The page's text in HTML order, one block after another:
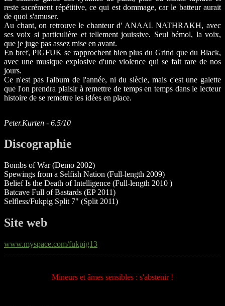
reste sacrément répétitive, ce qui est dommage, car le batteur aurait
de quoi s'amuser.
Au chant, on retrouve le chanteur d' ANAAL NATHRAKH, avec
ses voix si particulière et tellement jouissive. Seul bémol, la voix,
que je juge pas assez mise en avant.
En bref, PIGFUK se rapprochent bien plus du Grind que du Black,
avec une musique explosive d'une violence qui se fait rare de nos
jours.
Ce n'est pas l'album de l'année, ni du siècle, mais c'est une galette
que l'on prendra plaisir à remettre de temps en temps dans le lecteur
histoire de se remettre les idées en place.
Peter.Kurten - 6.5/10
Discographie
Bombs of War (Demo 2002)
Spewings from a Selfish Nation (Full-length 2009)
Belief Is the Death of Intelligence (Full-length 2010 )
Batcave Full of Bastards (EP 2011)
Selfless/Fukpig Split 7" (Split 2011)
Site web
www.myspace.com/fukpig13
Mineurs et âmes sensibles : s'abstenir !